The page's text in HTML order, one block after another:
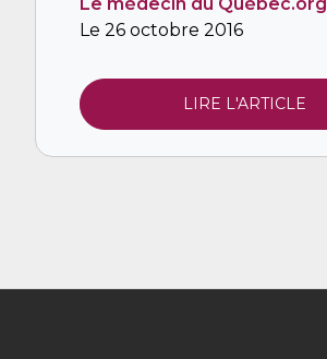
Le 26 octobre 2016
LIRE L'ARTICLE